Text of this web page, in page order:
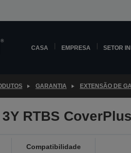
CASA EMPRESA SETOR
GARANTIA EXTENSÃO DE
RTBS CoverPlus
Compatibilidade